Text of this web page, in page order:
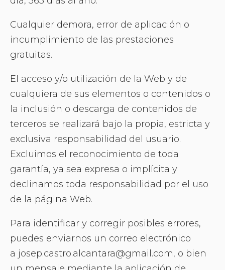
Cualquier demora, error de aplicación o
incumplimiento de las prestaciones
gratuitas.
El acceso y/o utilización de la Web y de
cualquiera de sus elementos o contenidos o
la inclusión o descarga de contenidos de
terceros se realizará bajo la propia, estricta y
exclusiva responsabilidad del usuario.
Excluimos el reconocimiento de toda
garantía, ya sea expresa o implícita y
declinamos toda responsabilidad por el uso
de la página Web.
Para identificar y corregir posibles errores,
puedes enviarnos un correo electrónico
a josep.castro.alcantara@gmail.com, o bien